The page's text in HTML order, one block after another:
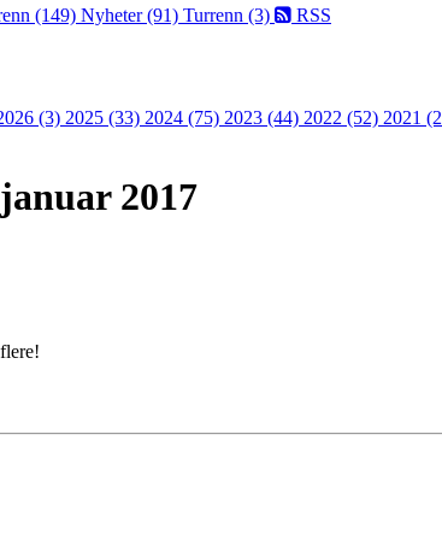
(149) Nyheter (91) Turrenn (3) RSS
(3) 2025 (33) 2024 (75) 2023 (44) 2022 (52) 2021
2017